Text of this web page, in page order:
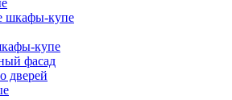
шкафы-купе
купе
фасад
дверей